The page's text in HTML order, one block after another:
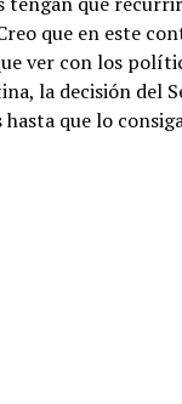
que en este
ver con los
la decisión del
que lo